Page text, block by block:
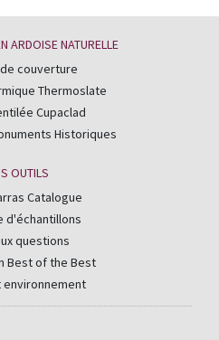
ARDOISE NATURELLE
couverture
Thermoslate
Cupaclad
Historiques
OUTILS
Catalogue
d'échantillons
questions
Best of the Best
environnement